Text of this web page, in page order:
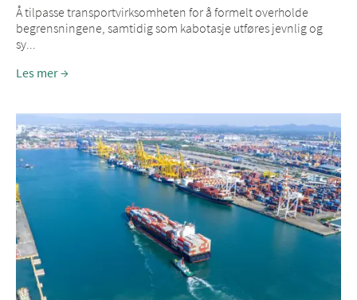
Å tilpasse transportvirksomheten for å formelt overholde
begrensningene, samtidig som kabotasje utføres jevnlig og
sy...
Les mer